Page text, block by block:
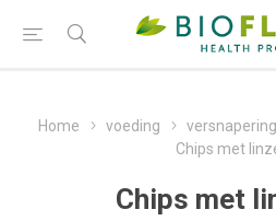
Home voeding
Chips met
Chips met